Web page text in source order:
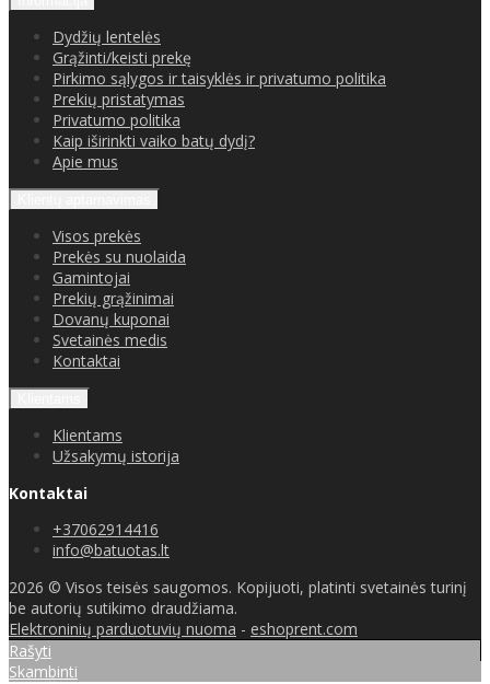
Dydžių lentelės
Grąžinti/keisti prekę
Pirkimo sąlygos ir taisyklės ir privatumo politika
Prekių pristatymas
Privatumo politika
Kaip iširinkti vaiko batų dydį?
Apie mus
Visos prekės
Prekės su nuolaida
Gamintojai
Prekių grąžinimai
Dovanų kuponai
Svetainės medis
Kontaktai
Klientams
Užsakymų istorija
Kontaktai
+37062914416
info@batuotas.lt
2026 © Visos teisės saugomos. Kopijuoti, platinti svetainės turinį
be autorių sutikimo draudžiama.
Elektroninių parduotuvių nuoma - eshoprent.com
Rašyti
Skambinti